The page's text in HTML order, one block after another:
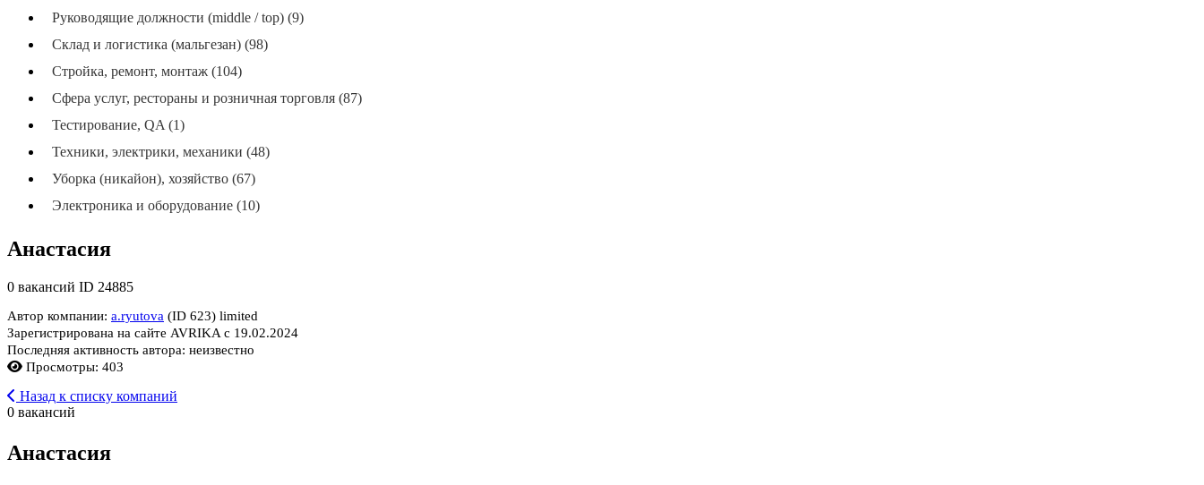
Руководящие должности (middle / top) (9)
Склад и логистика (мальгезан) (98)
Стройка, ремонт, монтаж (104)
Сфера услуг, рестораны и розничная торговля (87)
Тестирование, QA (1)
Техники, электрики, механики (48)
Уборка (никайон), хозяйство (67)
Электроника и оборудование (10)
Анастасия
0 вакансий ID 24885
Автор компании: a.ryutova (ID 623) limited
Зарегистрирована на сайте AVRIKA с 19.02.2024
Последняя активность автора: неизвестно
Просмотры: 403
Назад к списку компаний
0 вакансий
Анастасия